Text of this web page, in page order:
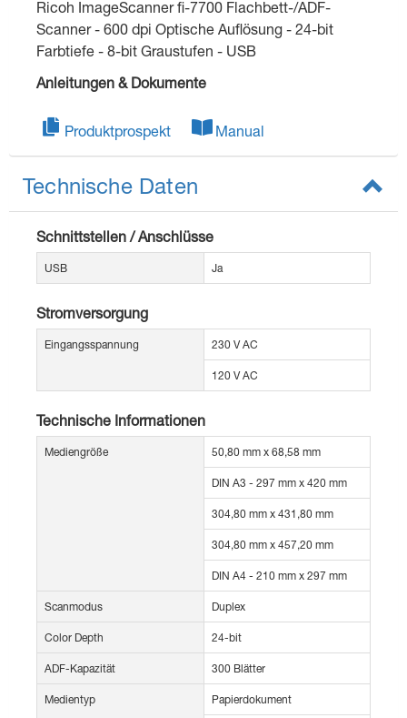
Ricoh ImageScanner fi-7700 Flachbett-/ADF-
Scanner - 600 dpi Optische Auflösung - 24-bit
Farbtiefe - 8-bit Graustufen - USB
Anleitungen & Dokumente
Produktprospekt Manual
Technische Daten
Schnittstellen / Anschlüsse
USB Ja
Stromversorgung
Eingangsspannung 230 V AC
120 V AC
Technische Informationen
Mediengröße 50,80 mm x 68,58 mm
DIN A3 - 297 mm x 420 mm
304,80 mm x 431,80 mm
304,80 mm x 457,20 mm
DIN A4 - 210 mm x 297 mm
Scanmodus Duplex
Color Depth 24-bit
ADF-Kapazität 300 Blätter
Medientyp Papierdokument